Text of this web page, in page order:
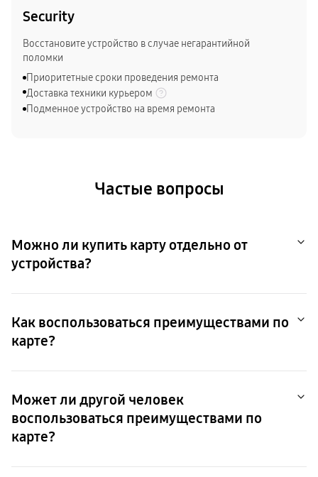
Security
Восстановите устройство в случае негарантийной
поломки
Приоритетные сроки проведения ремонта
Доставка техники курьером
Подменное устройство на время ремонта
Частые вопросы
Можно ли купить карту отдельно от
устройства?
Как воспользоваться преимуществами по
карте?
прийти в магазин, СЦ Samsungstore, либо обратиться онлайн.
Может ли другой человек
воспользоваться преимуществами по
карте?
человек, чьи данные были указаны при приобретении карты.